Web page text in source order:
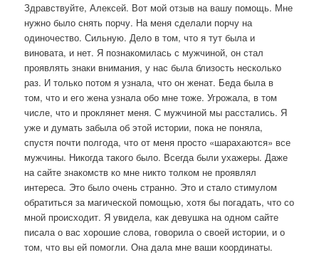
Здравствуйте, Алексей. Вот мой отзыв на вашу помощь. Мне
нужно было снять порчу. На меня сделали порчу на
одиночество. Сильную. Дело в том, что я тут была и
виновата, и нет. Я познакомилась с мужчиной, он стал
проявлять знаки внимания, у нас была близость несколько
раз. И только потом я узнала, что он женат. Беда была в
том, что и его жена узнала обо мне тоже. Угрожала, в том
числе, что и проклянет меня. С мужчиной мы расстались. Я
уже и думать забыла об этой истории, пока не поняла,
спустя почти полгода, что от меня просто «шарахаются» все
мужчины. Никогда такого было. Всегда были ухажеры. Даже
на сайте знакомств ко мне никто толком не проявлял
интереса. Это было очень странно. Это и стало стимулом
обратиться за магической помощью, хотя бы погадать, что со
мной происходит. Я увидела, как девушка на одном сайте
писала о вас хорошие слова, говорила о своей истории, и о
том, что вы ей помогли. Она дала мне ваши координаты.